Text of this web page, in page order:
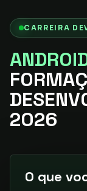
CARREIRA
2026
O que